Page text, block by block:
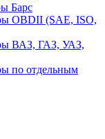
Барс
OBDII (SAE, ISO,
ВАЗ, ГАЗ, УАЗ,
по отдельным